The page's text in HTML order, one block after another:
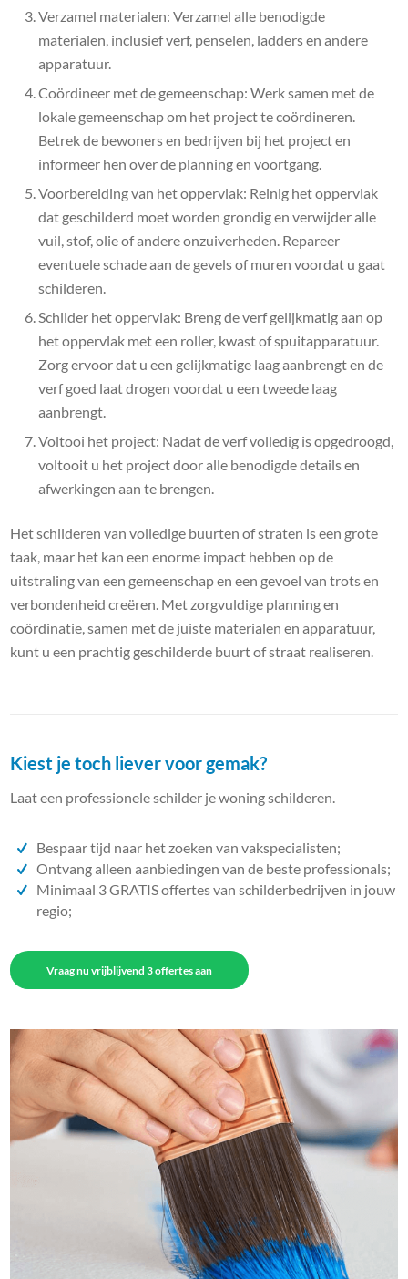
Verzamel materialen: Verzamel alle benodigde
materialen, inclusief verf, penselen, ladders en andere
apparatuur.
Coördineer met de gemeenschap: Werk samen met de
lokale gemeenschap om het project te coördineren.
Betrek de bewoners en bedrijven bij het project en
informeer hen over de planning en voortgang.
Voorbereiding van het oppervlak: Reinig het oppervlak
dat geschilderd moet worden grondig en verwijder alle
vuil, stof, olie of andere onzuiverheden. Repareer
eventuele schade aan de gevels of muren voordat u gaat
schilderen.
Schilder het oppervlak: Breng de verf gelijkmatig aan op
het oppervlak met een roller, kwast of spuitapparatuur.
Zorg ervoor dat u een gelijkmatige laag aanbrengt en de
verf goed laat drogen voordat u een tweede laag
aanbrengt.
Voltooi het project: Nadat de verf volledig is opgedroogd,
voltooit u het project door alle benodigde details en
afwerkingen aan te brengen.
Het schilderen van volledige buurten of straten is een grote
taak, maar het kan een enorme impact hebben op de
uitstraling van een gemeenschap en een gevoel van trots en
verbondenheid creëren. Met zorgvuldige planning en
coördinatie, samen met de juiste materialen en apparatuur,
kunt u een prachtig geschilderde buurt of straat realiseren.
Kiest je toch liever voor gemak?
Laat een professionele schilder je woning schilderen.
Bespaar tijd naar het zoeken van vakspecialisten;
Ontvang alleen aanbiedingen van de beste professionals;
Minimaal 3 GRATIS offertes van schilderbedrijven in jouw
regio;
Vraag nu vrijblijvend 3 offertes aan